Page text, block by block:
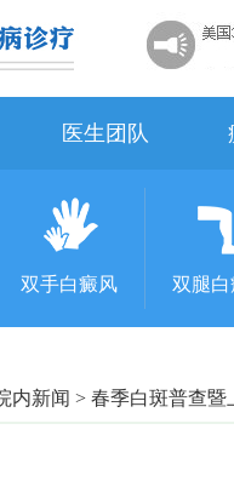
医生团队
双手白癜风 双腿
内新闻 > 春季白斑普查